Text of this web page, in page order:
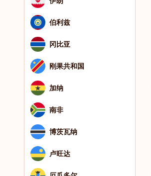
伯利兹
冈比亚
刚果共和国
加纳
南非
博茨瓦纳
卢旺达